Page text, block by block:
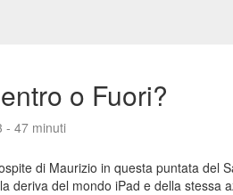
o Fuori?
- 47 minuti
di Maurizio in questa puntata del
deriva del mondo iPad e della stessa